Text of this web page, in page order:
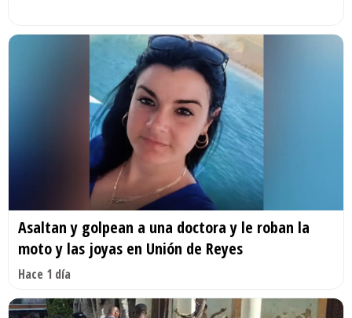
Asaltan y golpean a una doctora y le roban la
moto y las joyas en Unión de Reyes
Hace 1 día